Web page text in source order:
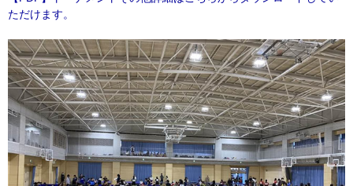
ただけます。